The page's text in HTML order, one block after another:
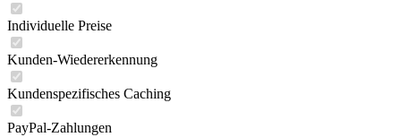
Individuelle Preise
Kunden-Wiedererkennung
Kundenspezifisches Caching
PayPal-Zahlungen